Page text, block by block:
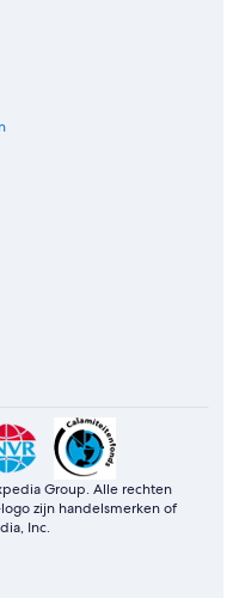
Group. Alle rechten
zijn handelsmerken of
Inc.